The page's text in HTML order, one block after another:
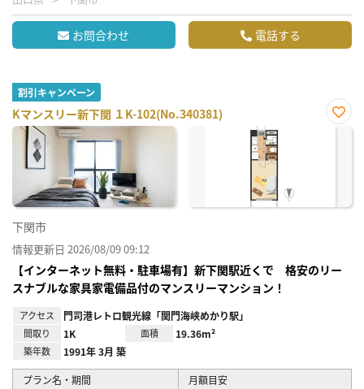
お問合わせ 電話する
割引キャンペーン
Kマンスリー新下関 １K-102(No.340381)
お気
下関市
情報更新日 2026/08/09 09:12
【インターネット無料・駐車場有】新下関駅近くで 格安のリー
スナブルな家具家電備品付のマンスリーマンション！
アクセス 門司港レトロ観光線「関門海峡めかり駅」
間取り 1K 面積 19.36m²
築年数 1991年 3月 築
プラン名・期間 月額目安